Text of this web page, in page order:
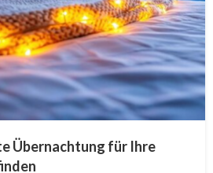
Übernachtung für Ihre